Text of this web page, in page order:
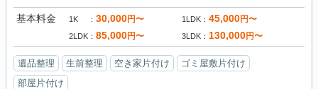
基本料金 1K 30,000円〜 1LDK 45,000円〜
2LDK 85,000円〜 3LDK 130,000円〜
遺品整理 生前整理 空き家片付け
ゴミ屋敷片付け
部屋片付け